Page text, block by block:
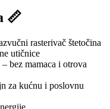
📏
rasterivač štetočina
utičnice
bez mamaca i otrova
za kućnu i poslovnu